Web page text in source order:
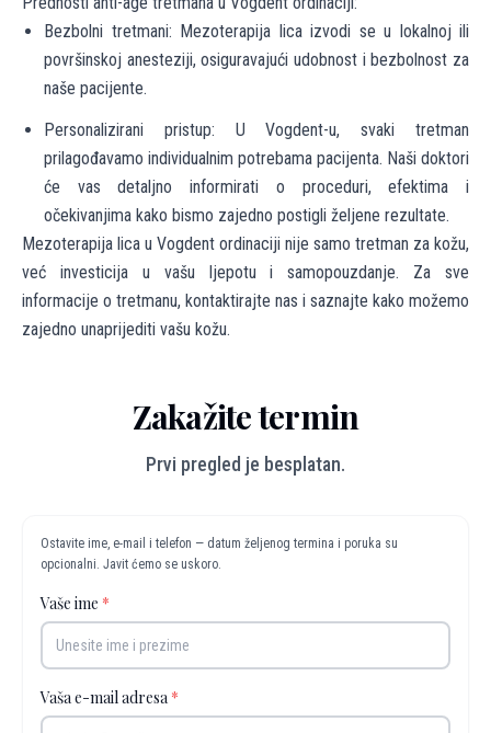
Bezbolni tretmani: Mezoterapija lica izvodi se u lokalnoj ili
površinskoj anesteziji, osiguravajući udobnost i bezbolnost za
naše pacijente.
Personalizirani pristup: U Vogdent-u, svaki tretman
prilagođavamo individualnim potrebama pacijenta. Naši doktori
će vas detaljno informirati o proceduri, efektima i
očekivanjima kako bismo zajedno postigli željene rezultate.
Mezoterapija lica u Vogdent ordinaciji nije samo tretman za kožu,
već investicija u vašu ljepotu i samopouzdanje. Za sve
informacije o tretmanu, kontaktirajte nas i saznajte kako možemo
zajedno unaprijediti vašu kožu.
Zakažite termin
Prvi pregled je besplatan.
Ostavite ime, e-mail i telefon — datum željenog termina i poruka su
opcionalni. Javit ćemo se uskoro.
Vaše ime *
Vaša e-mail adresa *